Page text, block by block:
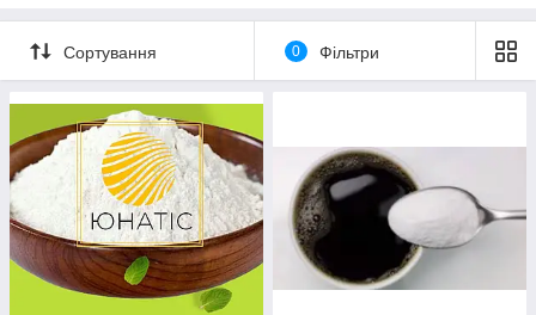
Завжди в наявності
Еритритол, мальтітол, стевія , сукралоза - неперевершені
ціни та постійна наявність
Агави сироп, інулін, фруктоолігосахариди , полідекстроза -
підсолоджувачі з пребіотичною дією та користю для здоров`я
Декстроза, мальтодекстрин, лактоза - завжди в наявності по
кращим цінам
Сортування 0 Фільтри